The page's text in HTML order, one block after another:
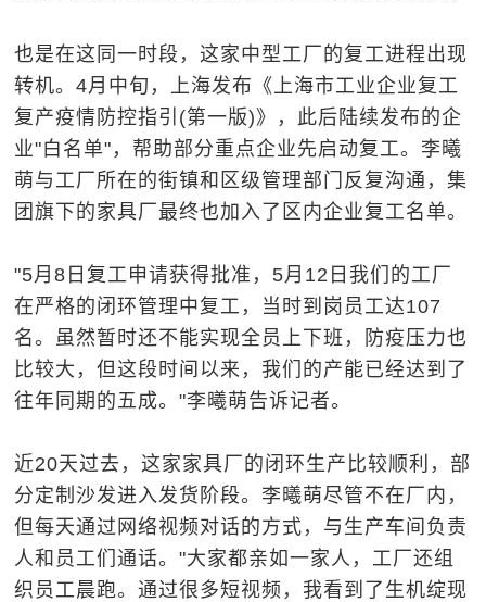
也是在这同一时段，这家中型工厂的复工进程出现
转机。4月中旬，上海发布《上海市工业企业复工
复产疫情防控指引(第一版)》，此后陆续发布的企
业"白名单"，帮助部分重点企业先启动复工。李曦
萌与工厂所在的街镇和区级管理部门反复沟通，集
团旗下的家具厂最终也加入了区内企业复工名单。
"5月8日复工申请获得批准，5月12日我们的工厂
在严格的闭环管理中复工，当时到岗员工达107
名。虽然暂时还不能实现全员上下班，防疫压力也
比较大，但这段时间以来，我们的产能已经达到了
往年同期的五成。"李曦萌告诉记者。
近20天过去，这家家具厂的闭环生产比较顺利，部
分定制沙发进入发货阶段。李曦萌尽管不在厂内，
但每天通过网络视频对话的方式，与生产车间负责
人和员工们通话。"大家都亲如一家人，工厂还组
织员工晨跑。通过很多短视频，我看到了生机绽现